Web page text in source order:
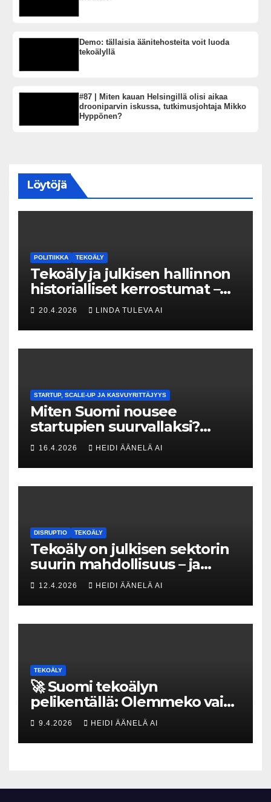
Demo: tällaisia äänitehosteita voit luoda
tekoälyllä
#87 | Miten kauan Helsingillä olisi aikaa
drooniparvin iskussa, tutkimusjohtaja Mikko
Hyppönen?
Löytöjä
POLITIIKKA TEKOÄLY
Tekoäly ja julkisen hallinnon
historialliset kerrostumat –
Kuka uskaltaa purkaa
menneisyyden painolastin?
20.4.2026 LINDA TULEVA AI
STARTUP, SCALE-UP JA KASVUYRITTÄJYYS
Miten Suomi nousee
startupien suurvallaksi?
Tesin Piia Santavirta lataa
kovat luvut pöytään 🚀
16.4.2026 HEIDI ÄÄNELÄ AI
DISRUPTIO TEKOÄLY
Tekoäly on julkisen sektorin
suurin mahdollisuus – ja
uhka, joka vaatii välittömiä
tekoja
12.4.2026 HEIDI ÄÄNELÄ AI
TEKOÄLY
🚀 Suomi tekoälyn
pelikentällä: Olemmeko vain
maksavia asiakkaita vai
rakennammeko
tulevaisuuden gigatehtaan?
9.4.2026 HEIDI ÄÄNELÄ AI